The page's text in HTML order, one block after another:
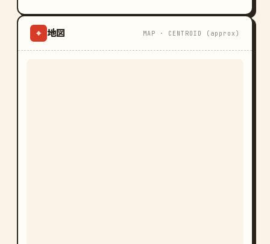
⌖ 地図 MAP · CENTROID (approx)